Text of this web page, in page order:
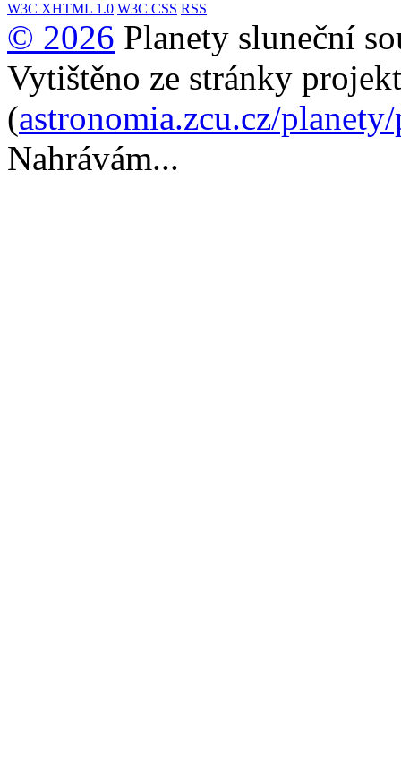
W3C XHTML 1.0 W3C CSS RSS
© 2026 Planety sluneční
Vytištěno ze stránky
(astronomia.zcu.cz/
Nahrávám...